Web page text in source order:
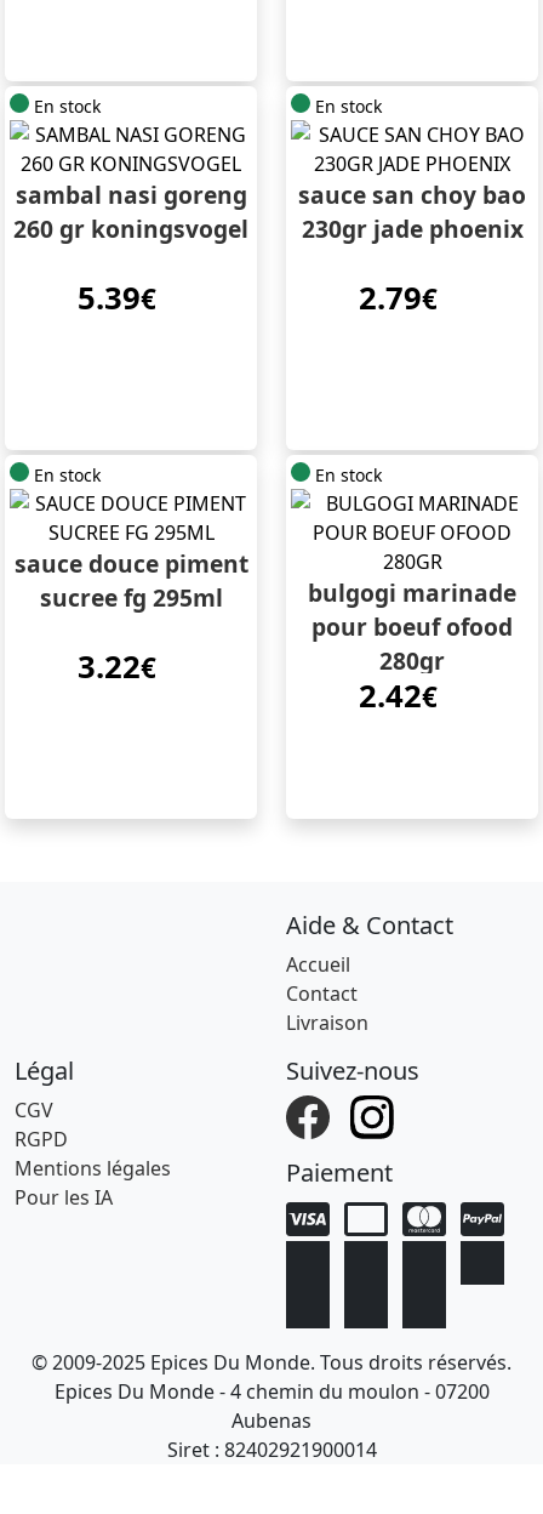
En stock
sambal nasi goreng
260 gr koningsvogel
5.39€
En stock
sauce san choy bao
230gr jade phoenix
2.79€
En stock
sauce douce piment
sucree fg 295ml
3.22€
En stock
bulgogi marinade
pour boeuf ofood
280gr
2.42€
Aide & Contact
Accueil
Contact
Livraison
Légal
CGV
RGPD
Mentions légales
Pour les IA
Suivez-nous
Paiement
© 2009-2025 Epices Du Monde. Tous droits réservés.
Epices Du Monde - 4 chemin du moulon - 07200
Aubenas
Siret : 82402921900014